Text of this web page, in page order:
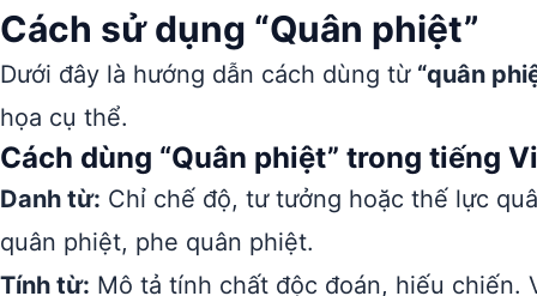
Cách sử dụng “Quân phiệt”
Dưới đây là hướng dẫn cách dùng từ “quân
họa cụ thể.
Cách dùng “Quân phiệt” trong tiếng
Danh từ: Chỉ chế độ, tư tưởng hoặc thế lực
quân phiệt, phe quân phiệt.
Tính từ: Mô tả tính chất độc đoán, hiếu chiến.